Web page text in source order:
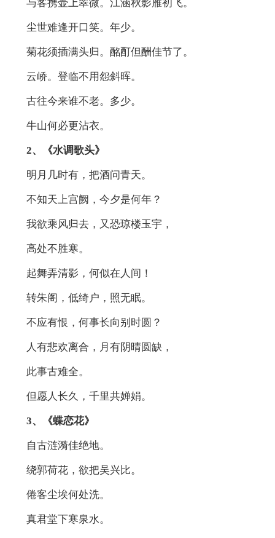
与客携壶上翠微。江涵秋影雁初飞。
尘世难逢开口笑。年少。
菊花须插满头归。酩酊但酬佳节了。
云峤。登临不用怨斜晖。
古往今来谁不老。多少。
牛山何必更沾衣。
2、《水调歌头》
明月几时有，把酒问青天。
不知天上宫阙，今夕是何年？
我欲乘风归去，又恐琼楼玉宇，
高处不胜寒。
起舞弄清影，何似在人间！
转朱阁，低绮户，照无眠。
不应有恨，何事长向别时圆？
人有悲欢离合，月有阴晴圆缺，
此事古难全。
但愿人长久，千里共婵娟。
3、《蝶恋花》
自古涟漪佳绝地。
绕郭荷花，欲把吴兴比。
倦客尘埃何处洗。
真君堂下寒泉水。